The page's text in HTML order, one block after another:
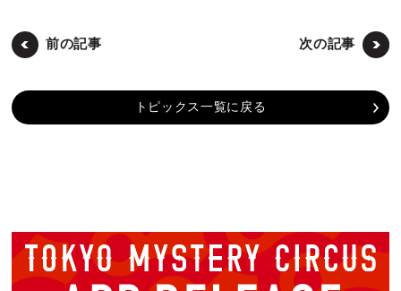
前の記事 次の記事
トピックス一覧に戻る